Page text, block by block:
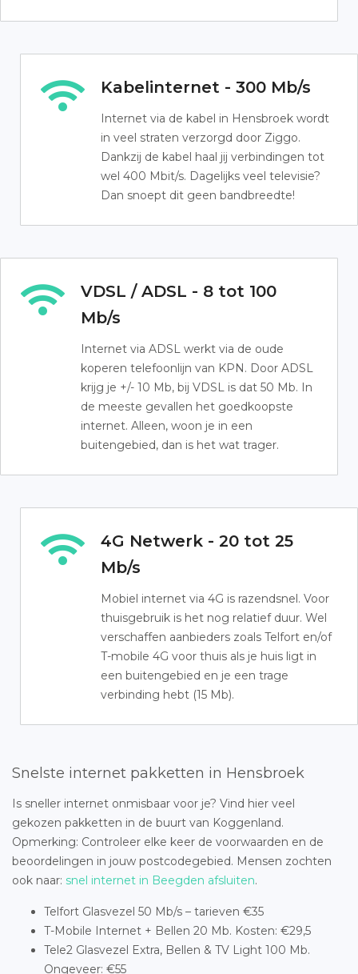
Kabelinternet - 300 Mb/s
Internet via de kabel in Hensbroek wordt
in veel straten verzorgd door Ziggo.
Dankzij de kabel haal jij verbindingen tot
wel 400 Mbit/s. Dagelijks veel televisie?
Dan snoept dit geen bandbreedte!
VDSL / ADSL - 8 tot 100
Mb/s
Internet via ADSL werkt via de oude
koperen telefoonlijn van KPN. Door ADSL
krijg je +/- 10 Mb, bij VDSL is dat 50 Mb. In
de meeste gevallen het goedkoopste
internet. Alleen, woon je in een
buitengebied, dan is het wat trager.
4G Netwerk - 20 tot 25
Mb/s
Mobiel internet via 4G is razendsnel. Voor
thuisgebruik is het nog relatief duur. Wel
verschaffen aanbieders zoals Telfort en/of
T-mobile 4G voor thuis als je huis ligt in
een buitengebied en je een trage
verbinding hebt (15 Mb).
Snelste internet pakketten in Hensbroek
Is sneller internet onmisbaar voor je? Vind hier veel
gekozen pakketten in de buurt van Koggenland.
Opmerking: Controleer elke keer de voorwaarden en de
beoordelingen in jouw postcodegebied. Mensen zochten
ook naar: snel internet in Beegden afsluiten.
Telfort Glasvezel 50 Mb/s – tarieven €35
T-Mobile Internet + Bellen 20 Mb. Kosten: €29,5
Tele2 Glasvezel Extra, Bellen & TV Light 100 Mb.
Ongeveer: €55